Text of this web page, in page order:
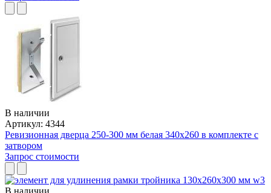
В наличии
Артикул: 4344
Ревизионная дверца 250-300 мм белая 340x260 в комплекте с
затвором
Запрос стоимости
В наличии